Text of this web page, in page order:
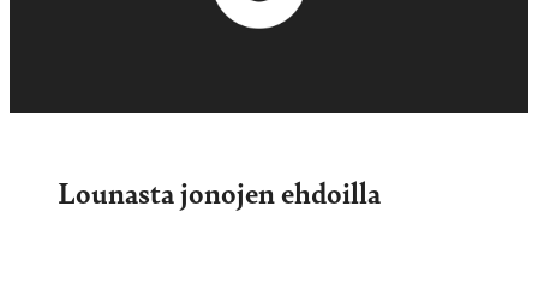
Lounasta jonojen ehdoilla